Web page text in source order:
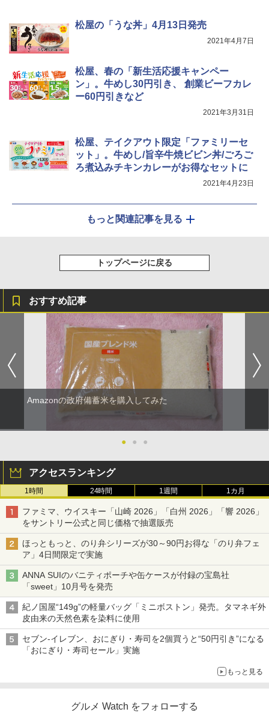
￥40,037
5
シャープ ウォーターオーブン ヘルシオ
AX-XJ1-B ブラック 30L 2段調理 コンベ
クション トースト機能
松屋の「うな丼」4月13日発売
2021年4月7日
松屋、春の「新生活応援キャンペー
ン」。牛めし30円引き、 創業ビーフカレ
ー60円引きなど
2021年3月31日
松屋、テイクアウト限定「ファミリーセ
ット」。牛めし/旨辛牛焼ビビン丼/ごろご
ろ煮込みチキンカレーがお得なセットに
2021年4月23日
もっと関連記事を見る
トップページに戻る
おすすめ記事
Amazonの政府備蓄米を購入してみた
● ● ●
アクセスランキング
1時間 24時間 1週間 1カ月
ファミマ、ウイスキー「山崎 2026」「白州 2026」「響 2026」
をサントリー公式と同じ価格で抽選販売
ほっともっと、のり弁シリーズが30～90円お得な「のり弁フェ
ア」4日間限定で実施
ANNA SUIのバニティポーチや缶ケースが付録の宝島社
「sweet」10月号を発売
紀ノ国屋“149g”の軽量バッグ「ミニボストン」発売。タマネギ外
皮由来の天然色素を染料に使用
セブン-イレブン、おにぎり・寿司を2個買うと“50円引き”になる
「おにぎり・寿司セール」実施
もっと見る
グルメ Watch をフォローする